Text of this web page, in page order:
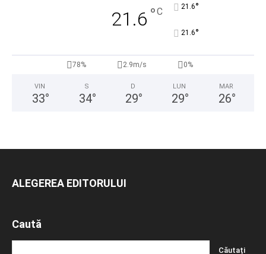
21.6 °C 21.6°
21.6°
78% 2.9m/s 0%
VIN
33°
S
34°
D
29°
LUN
29°
MAR
26°
ALEGEREA EDITORULUI
Caută